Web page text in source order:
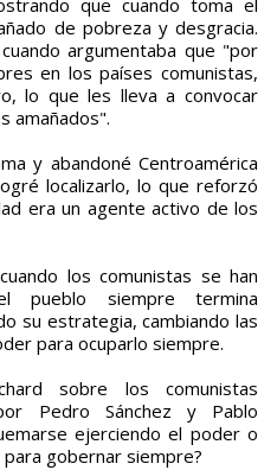
que cuando toma el
de pobreza y desgracia.
argumentaba que "por
en los países comunistas,
lo que les lleva a convocar
amañados".
y abandoné Centroamérica
localizarlo, lo que reforzó
era un agente activo de los
los comunistas se han
siempre termina
su estrategia, cambiando las
para ocuparlo siempre.
sobre los comunistas
Pedro Sánchez y Pablo
ejerciendo el poder o
gobernar siempre?